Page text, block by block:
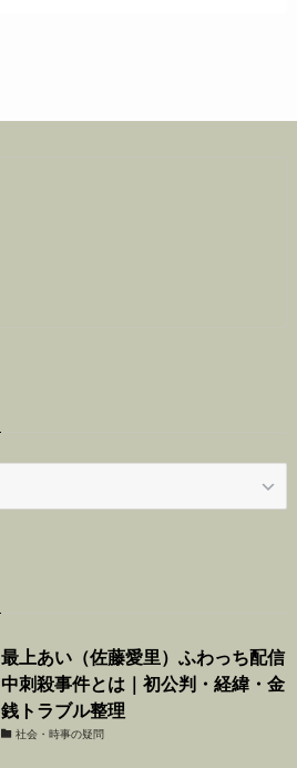
最上あい（佐藤愛里）ふわっち配信
中刺殺事件とは｜初公判・経緯・金
銭トラブル整理
社会・時事の疑問